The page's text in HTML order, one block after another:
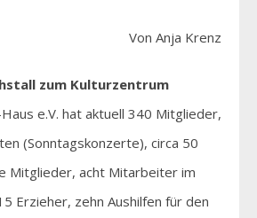
Von Anja Krenz
zum Kulturzentrum
e.V. hat aktuell 340 Mitglieder,
(Sonntagskonzerte), circa 50
Mitglieder, acht Mitarbeiter im
Erzieher, zehn Aushilfen für den